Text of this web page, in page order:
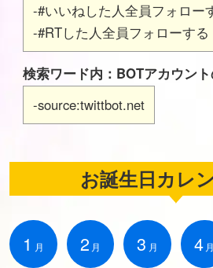
-#いいねした人全員フォロー
-#RTした人全員フォローする
検索ワード内：BOTアカウン
-source:twittbot.net
お誕生日カレ
1 月 2 月 3 月 4 月